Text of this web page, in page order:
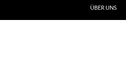
ÜBER UNS